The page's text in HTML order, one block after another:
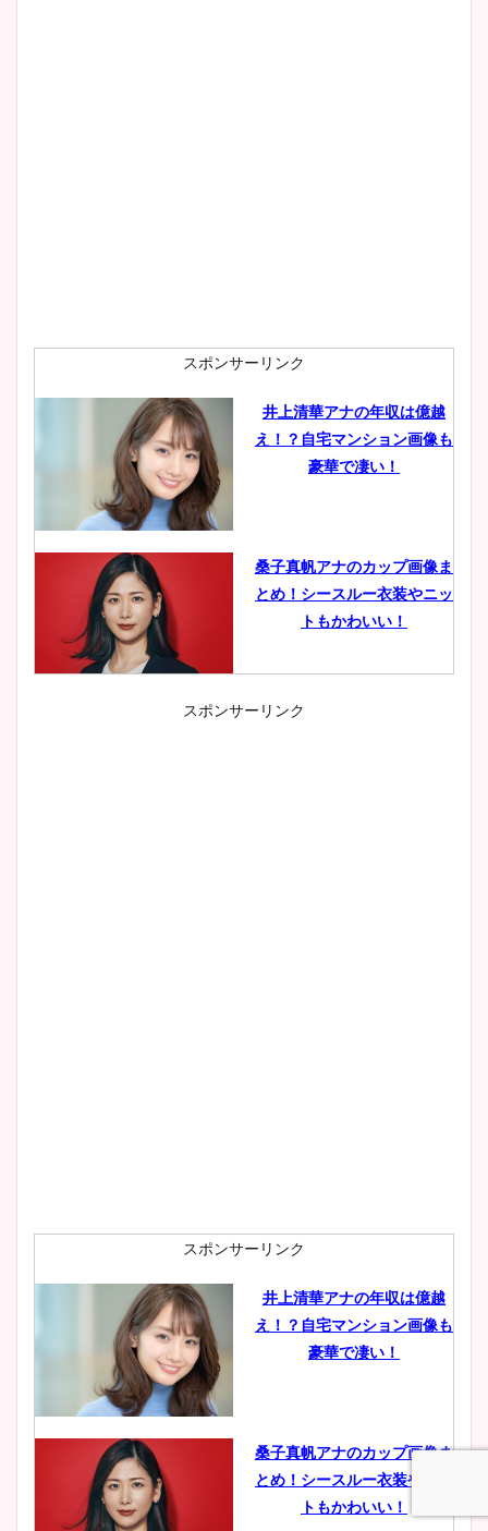
スポンサーリンク
井上清華アナの年収は億越
え！？自宅マンション画像も
豪華で凄い！
桑子真帆アナのカップ画像ま
とめ！シースルー衣装やニッ
トもかわいい！
小室瑛莉子のカップ画像まと
肉も凄い！
鈴木唯の太ってた時の体重が
ヤバすぎww原因や痩せたダ
豊島実季アナのカップ画像ま
とめ！美脚や水着姿に年齢も
スポンサーリンク
スポンサーリンク
井上清華アナの年収は億越
え！？自宅マンション画像も
豪華で凄い！
桑子真帆アナのカップ画像ま
とめ！シースルー衣装やニッ
トもかわいい！